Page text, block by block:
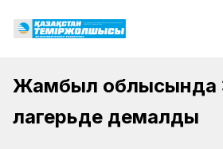
Жамбыл облысында
лагерьде демалды